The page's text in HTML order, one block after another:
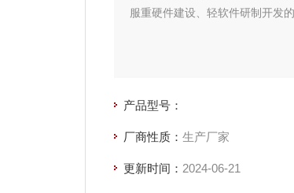
服重硬件建设、轻软件研制开发
产品型号：
厂商性质： 生产厂家
更新时间： 2024-06-21